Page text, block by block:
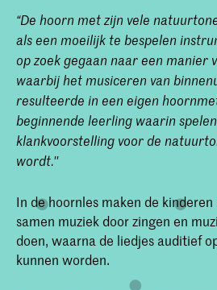
“De hoorn met zijn vele
als een moeilijk te bespelen
op zoek gegaan naar een manier
waarbij het musiceren van
resulteerde in een eigen
beginnende leerling waarin
klankvoorstelling voor de
wordt.''
In de hoornles maken de
samen muziek door zingen en
doen, waarna de liedjes auditief
kunnen worden.